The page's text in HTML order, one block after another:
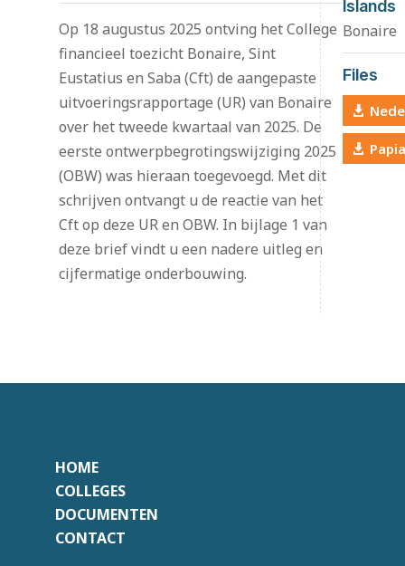
Op 18 augustus 2025 ontving het College
financieel toezicht Bonaire, Sint
Eustatius en Saba (Cft) de aangepaste
uitvoeringsrapportage (UR) van Bonaire
over het tweede kwartaal van 2025. De
eerste ontwerpbegrotingswijziging 2025
(OBW) was hieraan toegevoegd. Met dit
schrijven ontvangt u de reactie van het
Cft op deze UR en OBW. In bijlage 1 van
deze brief vindt u een nadere uitleg en
cijfermatige onderbouwing.
Islands
Bonaire
Files
HOME
COLLEGES
DOCUMENTEN
CONTACT